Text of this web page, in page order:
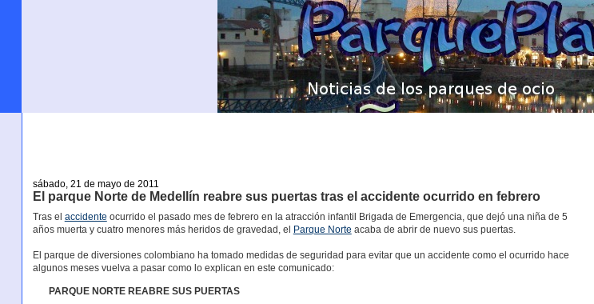
sábado, 21 de mayo de 2011
El parque Norte de Medellín reabre sus puertas tras el accidente ocurrido en febrero
Tras el accidente ocurrido el pasado mes de febrero en la atracción infantil Brigada de Emergencia, que dejó una niña de 5
años muerta y cuatro menores más heridos de gravedad, el
Parque Norte acaba de abrir de nuevo sus puertas.
El parque de diversiones colombiano ha tomado medidas de seguridad para evitar que un accidente como el ocurrido hace
algunos meses vuelva a pasar como lo explican en este comunicado:
PARQUE NORTE REABRE SUS PUERTAS